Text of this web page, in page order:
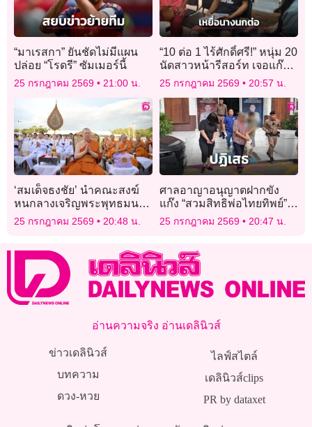
“มาเรสกา” ยันชัดไม่มีแผน
ปล่อย “โรดรี” ซัมเมอร์นี้
25 กรกฎาคม 2569 21:00 น.
“10 ต่อ 1 ไร้ศักดิ์ศรี!” หนุ่ม 20
นัดสาวหน้ารีสอร์ท เจอแก๊ง
แฟนเก่าดักรุมสกรัม อ่วมอ้วก
เป็นเลือด
25 กรกฎาคม 2569 20:57 น.
‘สมเด็จธงชัย’ นำคณะสงฆ์
หนกลางเจริญพระพุทธมนต์
นวัคคหายุสมธัมม์ถวาย
‘พระบาทสมเด็จ
25 กรกฎาคม 2569 20:48 น.
ศาลอาญาอนุญาตฝากขัง
แก๊ง “สวมสิทธิพ่อไทยทิพย์”
ปฏิเสธทุกข้อหา ได้ประกัน 3
อีก 1 นอนคุก
25 กรกฎาคม 2569 20:47 น.
อ่านความจริง อ่านเดลินิวส์
ข่าวเดลินิวส์
บทความ
ดวง-หวย
ไลฟ์สไตล์
เดลินิวส์clips
PR by dataxet